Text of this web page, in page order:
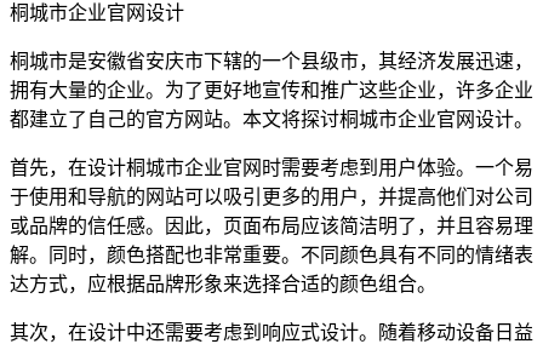
桐城市企业官网设计
桐城市是安徽省安庆市下辖的一个县级市，其经济发展迅速，
拥有大量的企业。为了更好地宣传和推广这些企业，许多企业
都建立了自己的官方网站。本文将探讨桐城市企业官网设计。
首先，在设计桐城市企业官网时需要考虑到用户体验。一个易
于使用和导航的网站可以吸引更多的用户，并提高他们对公司
或品牌的信任感。因此，页面布局应该简洁明了，并且容易理
解。同时，颜色搭配也非常重要。不同颜色具有不同的情绪表
达方式，应根据品牌形象来选择合适的颜色组合。
其次，在设计中还需要考虑到响应式设计。随着移动设备日益